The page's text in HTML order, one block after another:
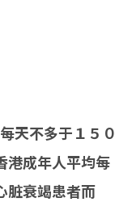
天不多于１５０
港成年人平均每
脏衰竭患者而